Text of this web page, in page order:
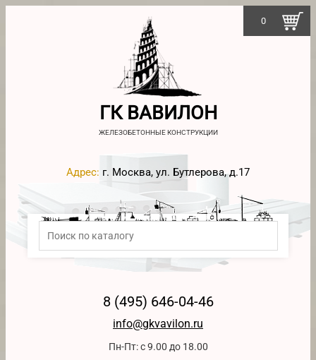
ГК ВАВИЛОН
ЖЕЛЕЗОБЕТОННЫЕ КОНСТРУКЦИИ
Адрес: г. Москва, ул. Бутлерова, д.17
8 (495) 646-04-46
info@gkvavilon.ru
Пн-Пт: с 9.00 до 18.00
0